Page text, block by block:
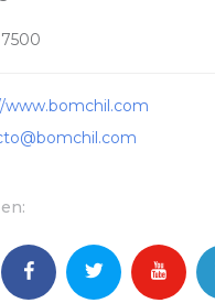
www.bomchil.com